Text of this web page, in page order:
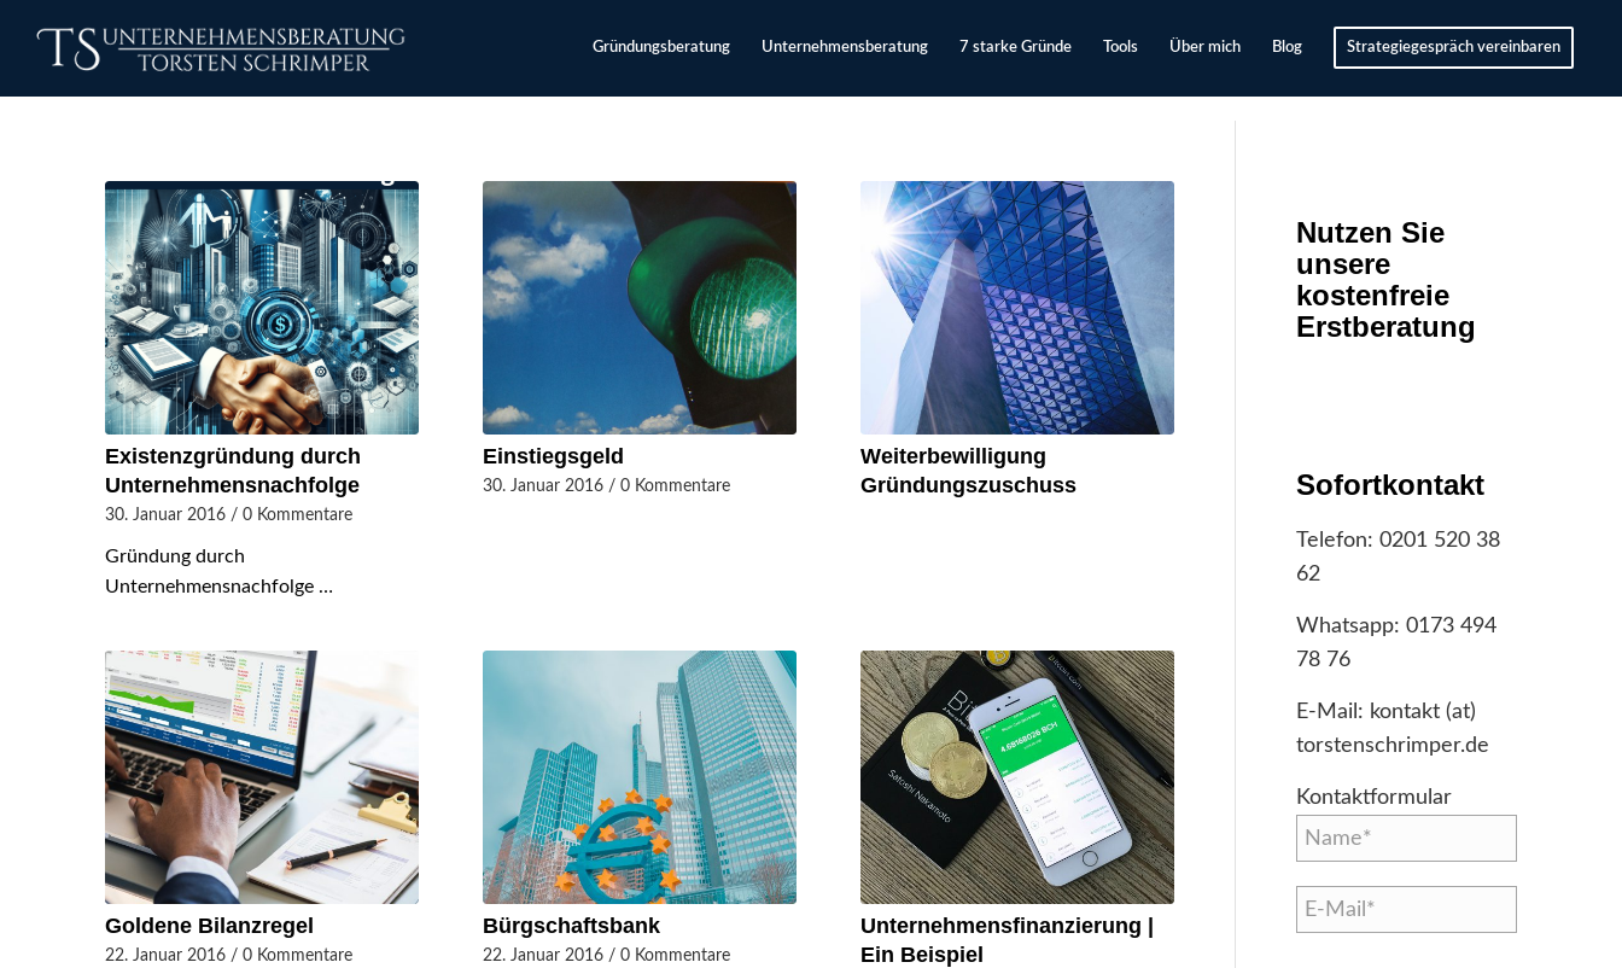
Gründungsberatung Unternehmensberatung 7 starke Gründe Tools Über mich Blog Strategiegespräch vereinbaren
Existenzgründung durch
Unternehmensnachfolge
30. Januar 2016 / 0 Kommentare
Gründung durch
Unternehmensnachfolge …
Einstiegsgeld
30. Januar 2016 / 0 Kommentare
Weiterbewilligung
Gründungszuschuss
Gol­dene Bilanzregel
22. Januar 2016 / 0 Kommentare
Bürgschaftsbank
22. Januar 2016 / 0 Kommentare
Unternehmensfinanzierung |
Ein Beispiel
Nutzen Sie
unsere
kostenfreie
Erstberatung
Sofortkontakt
Telefon: 0201 520 38
62
Whatsapp: 0173 494
78 76
E-Mail: kontakt (at)
torstenschrimper.de
Kontaktformular